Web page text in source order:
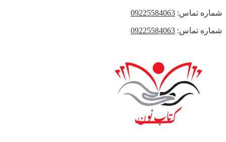
شماره تماس: 09225584063
شماره تماس: 09225584063